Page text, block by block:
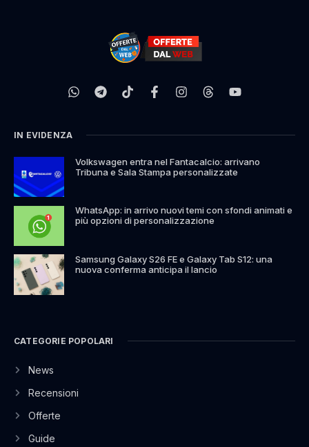
IN EVIDENZA
Volkswagen entra nel Fantacalcio: arrivano
Tribuna e Sala Stampa personalizzate
WhatsApp: in arrivo nuovi temi con sfondi animati e
più opzioni di personalizzazione
Samsung Galaxy S26 FE e Galaxy Tab S12: una
nuova conferma anticipa il lancio
CATEGORIE POPOLARI
News
Recensioni
Offerte
Guide